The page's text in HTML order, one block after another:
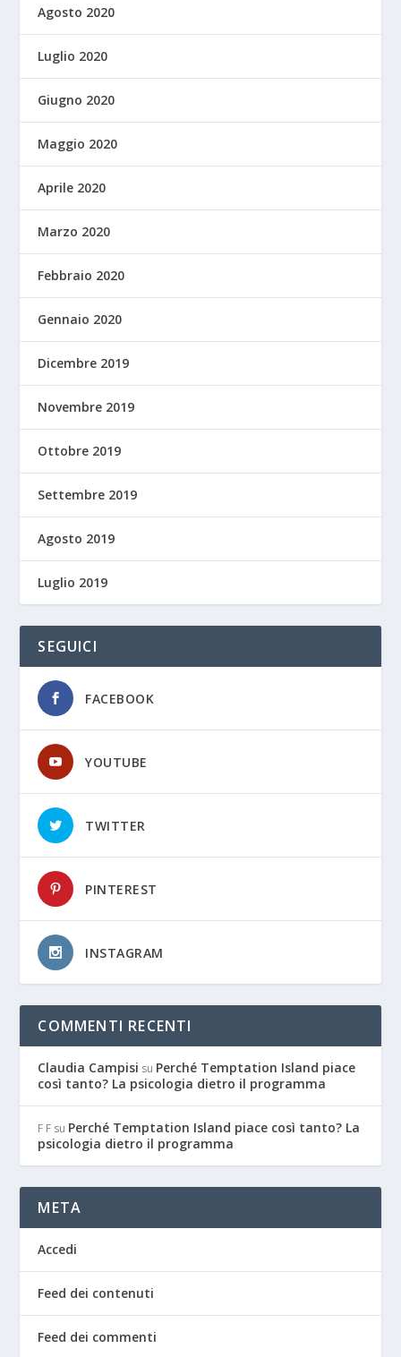
Agosto 2020
Luglio 2020
Giugno 2020
Maggio 2020
Aprile 2020
Marzo 2020
Febbraio 2020
Gennaio 2020
Dicembre 2019
Novembre 2019
Ottobre 2019
Settembre 2019
Agosto 2019
Luglio 2019
SEGUICI
FACEBOOK
YOUTUBE
TWITTER
PINTEREST
INSTAGRAM
COMMENTI RECENTI
Claudia Campisi su Perché Temptation Island piace
così tanto? La psicologia dietro il programma
F F su Perché Temptation Island piace così tanto? La
psicologia dietro il programma
META
Accedi
Feed dei contenuti
Feed dei commenti